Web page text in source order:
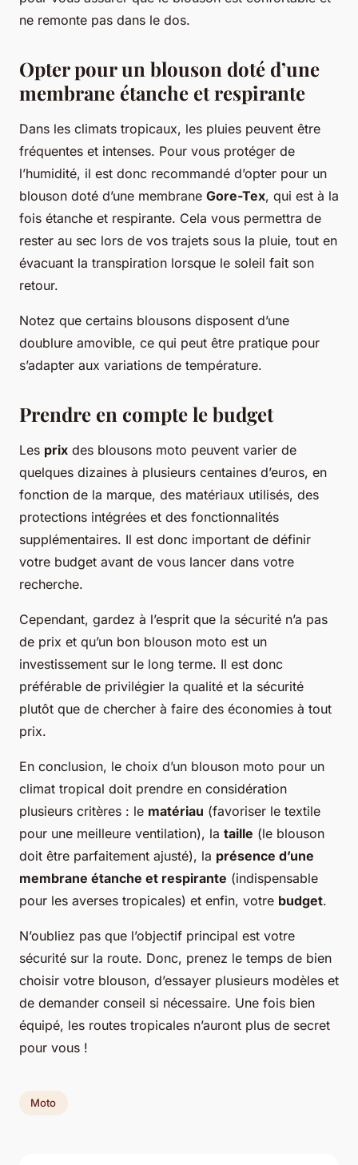
ne remonte pas dans le dos.
Opter pour un blouson doté d’une
membrane étanche et respirante
Dans les climats tropicaux, les pluies peuvent être
fréquentes et intenses. Pour vous protéger de
l’humidité, il est donc recommandé d’opter pour un
blouson doté d’une membrane Gore-Tex, qui est à la
fois étanche et respirante. Cela vous permettra de
rester au sec lors de vos trajets sous la pluie, tout en
évacuant la transpiration lorsque le soleil fait son
retour.
Notez que certains blousons disposent d’une
doublure amovible, ce qui peut être pratique pour
s’adapter aux variations de température.
Prendre en compte le budget
Les prix des blousons moto peuvent varier de
quelques dizaines à plusieurs centaines d’euros, en
fonction de la marque, des matériaux utilisés, des
protections intégrées et des fonctionnalités
supplémentaires. Il est donc important de définir
votre budget avant de vous lancer dans votre
recherche.
Cependant, gardez à l’esprit que la sécurité n’a pas
de prix et qu’un bon blouson moto est un
investissement sur le long terme. Il est donc
préférable de privilégier la qualité et la sécurité
plutôt que de chercher à faire des économies à tout
prix.
En conclusion, le choix d’un blouson moto pour un
climat tropical doit prendre en considération
plusieurs critères : le matériau (favoriser le textile
pour une meilleure ventilation), la taille (le blouson
doit être parfaitement ajusté), la présence d’une
membrane étanche et respirante (indispensable
pour les averses tropicales) et enfin, votre budget.
N’oubliez pas que l’objectif principal est votre
sécurité sur la route. Donc, prenez le temps de bien
choisir votre blouson, d’essayer plusieurs modèles et
de demander conseil si nécessaire. Une fois bien
équipé, les routes tropicales n’auront plus de secret
pour vous !
Moto